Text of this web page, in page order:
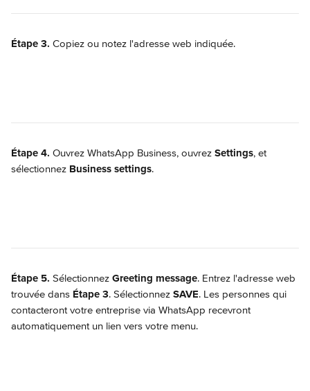
Étape 3. Copiez ou notez l'adresse web indiquée.
Étape 4. Ouvrez WhatsApp Business, ouvrez Settings, et
sélectionnez Business settings.
Étape 5. Sélectionnez Greeting message. Entrez l'adresse web
trouvée dans Étape 3. Sélectionnez SAVE. Les personnes qui
contacteront votre entreprise via WhatsApp recevront
automatiquement un lien vers votre menu.